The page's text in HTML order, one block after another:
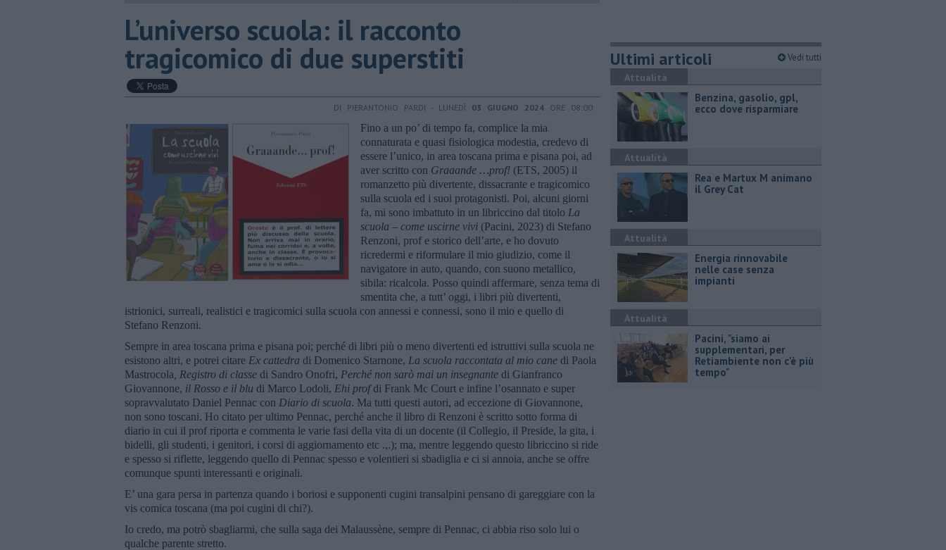
L’universo scuola: il racconto
tragicomico di due superstiti
DI PIERANTONIO PARDI - LUNEDÌ 03 GIUGNO 2024 ORE 08:00
Fino a un po’ di tempo fa, complice la mia
connaturata e quasi fisiologica modestia, credevo di
essere l’unico, in area toscana prima e pisana poi, ad
aver scritto con Graaande …prof! (ETS, 2005) il
romanzetto più divertente, dissacrante e tragicomico
sulla scuola ed i suoi protagonisti. Poi, alcuni giorni
fa, mi sono imbattuto in un libriccino dal titolo La
scuola – come uscirne vivi (Pacini, 2023) di Stefano
Renzoni, prof e storico dell’arte, e ho dovuto
ricredermi e riformulare il mio giudizio, come il
navigatore in auto, quando, con suono metallico,
sibila: ricalcola. Posso quindi affermare, senza tema di
smentita che, a tutt’ oggi, i libri più divertenti,
istrionici, surreali, realistici e tragicomici sulla scuola con annessi e connessi, sono il mio e quello di
Stefano Renzoni.
Sempre in area toscana prima e pisana poi; perché di libri più o meno divertenti ed istruttivi sulla scuola ne
esistono altri, e potrei citare Ex cattedra di Domenico Starnone, La scuola raccontata al mio cane di Paola
Mastrocola , Registro di classe di Sandro Onofri, Perché non sarò mai un insegnante di Gianfranco
Giovannone, il Rosso e il blu di Marco Lodoli, Ehi profdi Frank Mc Court e infine l’osannato e super
sopravvalutato Daniel Pennac con Diario di scuola. Ma tutti questi autori, ad eccezione di Giovannone,
non sono toscani. Ho citato per ultimo Pennac, perché anche il libro di Renzoni è scritto sotto forma di
diario in cui il prof riporta e commenta le varie fasi della vita di un docente (il Collegio, il Preside, la gita, i
bidelli, gli studenti, i genitori, i corsi di aggiornamento etc .,.); ma, mentre leggendo questo libriccino si ride
e spesso si riflette, leggendo quello di Pennac spesso e volentieri si sbadiglia e ci si annoia, anche se offre
comunque spunti interessanti e originali.
E’ una gara persa in partenza quando i boriosi e supponenti cugini transalpini pensano di gareggiare con la
vis comica toscana (ma poi cugini di chi?).
Io credo, ma potrò sbagliarmi, che sulla saga dei Malaussène, sempre di Pennac, ci abbia riso solo lui o
qualche parente stretto.
Ultimi articoli Vedi tutti
Attualità
​Benzina, gasolio, gpl,
ecco dove risparmiare
Attualità
Rea e Martux M animano
il Grey Cat
Attualità
Energia rinnovabile
nelle case senza
impianti
Attualità
Pacini, "siamo ai
supplementari, per
Retiambiente non c'è più
tempo"